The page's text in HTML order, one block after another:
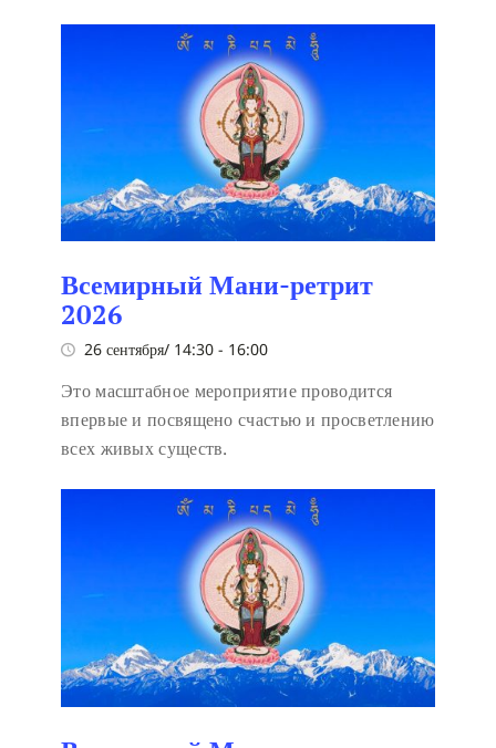
Всемирный Мани-ретрит
2026
26 сентября/ 14:30 - 16:00
Это масштабное мероприятие проводится
впервые и посвящено счастью и просветлению
всех живых существ.